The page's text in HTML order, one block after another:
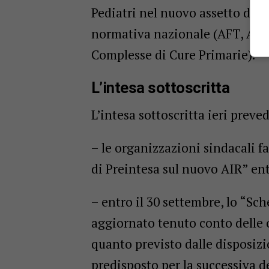
Pediatri nel nuovo assetto
normativa nazionale (AFT,
Complesse di Cure Primarie).
L’intesa sottoscritta
L’intesa sottoscritta ieri
– le organizzazioni sindacali
di Preintesa sul nuovo AIR”
– entro il 30 settembre, lo
aggiornato tenuto conto delle
quanto previsto dalle
predisposto per la successiva